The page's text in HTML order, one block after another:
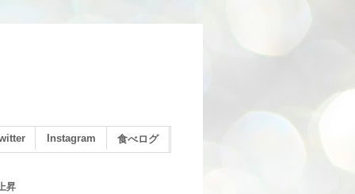
Instagram 食べログ
昇